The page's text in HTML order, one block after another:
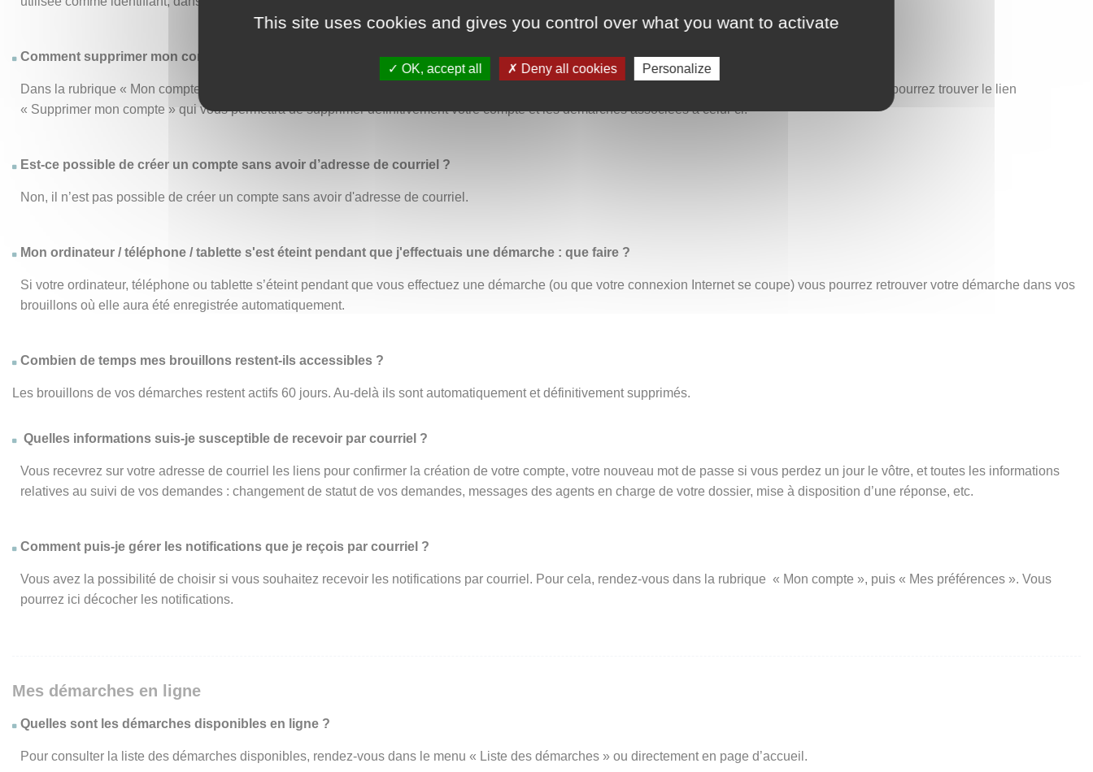
This site uses cookies and gives you control over what you want to activate
OK, accept all Deny all cookies Personalize
Comment supprimer mon compte ?
Dans la rubrique « Mon compte », le menu « Mon compte » vous permet de modifier toutes vos informations personnelles. C’est également ici que vous pourrez trouver le lien
« Supprimer mon compte » qui vous permettra de supprimer définitivement votre compte et les démarches associées à celui-ci.
Est-ce possible de créer un compte sans avoir d’adresse de courriel ?
Non, il n’est pas possible de créer un compte sans avoir d'adresse de courriel.
Mon ordinateur / téléphone / tablette s'est éteint pendant que j'effectuais une démarche : que faire ?
Si votre ordinateur, téléphone ou tablette s’éteint pendant que vous effectuez une démarche (ou que votre connexion Internet se coupe) vous pourrez retrouver votre démarche dans vos
brouillons où elle aura été enregistrée automatiquement.
Combien de temps mes brouillons restent-ils accessibles ?
Les brouillons de vos démarches restent actifs 60 jours. Au-delà ils sont automatiquement et définitivement supprimés.
Quelles informations suis-je susceptible de recevoir par courriel ?
Vous recevrez sur votre adresse de courriel les liens pour confirmer la création de votre compte, votre nouveau mot de passe si vous perdez un jour le vôtre, et toutes les informations
relatives au suivi de vos demandes : changement de statut de vos demandes, messages des agents en charge de votre dossier, mise à disposition d’une réponse, etc.
Comment puis-je gérer les notifications que je reçois par courriel ?
Vous avez la possibilité de choisir si vous souhaitez recevoir les notifications par courriel. Pour cela, rendez-vous dans la rubrique « Mon compte », puis « Mes préférences ». Vous
pourrez ici décocher les notifications.
Mes démarches en ligne
Quelles sont les démarches disponibles en ligne ?
Pour consulter la liste des démarches disponibles, rendez-vous dans le menu « Liste des démarches » ou directement en page d’accueil.